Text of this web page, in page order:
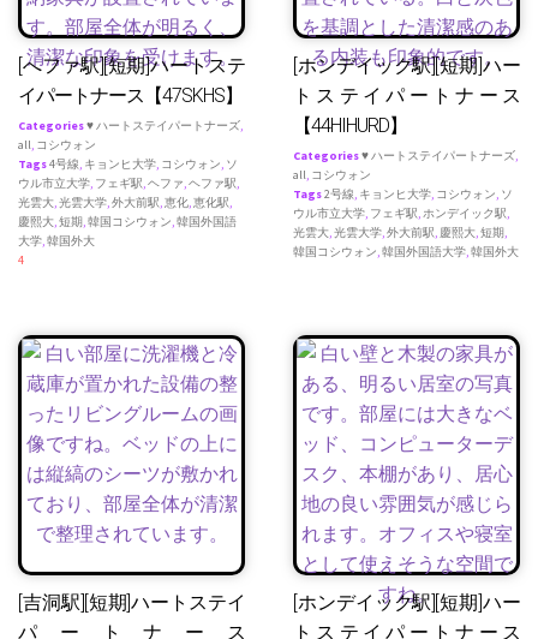
[へファ駅][短期]ハートステ
イパートナース【47SKHS】
Categories♥ ハートステイパートナーズ,
all, コシウォン
Tags4号線, キョンヒ大学, コシウォン, ソ
ウル市立大学, フェギ駅,ヘファ,ヘファ駅,
光雲大,光雲大学,外大前駅,恵化,恵化駅,
慶熙大,短期,韓国コシウォン,韓国外国語
大学,韓国外大
4
[ホンデイック駅][短期]ハー
トステイパートナース
【44HIHURD】
Categories♥ ハートステイパートナーズ,
all, コシウォン
Tags2号線, キョンヒ大学, コシウォン, ソ
ウル市立大学, フェギ駅,ホンデイック駅,
光雲大,光雲大学,外大前駅, 慶熙大,短期,
韓国コシウォン,韓国外国語大学,韓国外大
[吉洞駅][短期]ハートステイ
パートナース
[ホンデイック駅][短期]ハー
トステイパートナース